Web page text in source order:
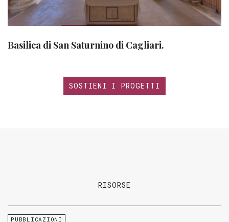
Basilica di San Saturnino di Cagliari.
SOSTIENI I PROGETTI
RISORSE
PUBBLICAZIONI